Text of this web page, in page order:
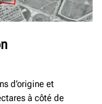
d’origine et
à côté de